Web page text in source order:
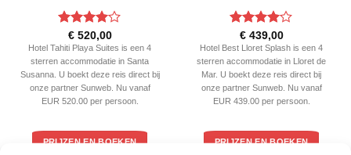
Gewaardeerd
4uit 5
€520,00
Hotel Tahiti Playa Suites is een 4
sterren accommodatie in Santa
Susanna. U boekt deze reis direct bij
onze partner Sunweb. Nu vanaf
EUR 520.00 per persoon.
PRIJZEN EN BOEKEN
Gewaardeerd
4uit 5
€439,00
Hotel Best Lloret Splash is een 4
sterren accommodatie in Lloret de
Mar. U boekt deze reis direct bij
onze partner Sunweb. Nu vanaf
EUR 439.00 per persoon.
PRIJZEN EN BOEKEN